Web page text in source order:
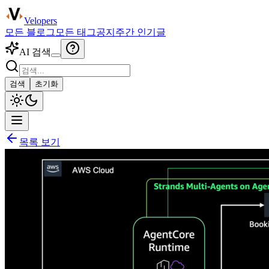
Velopers
모든 블로그 모든 태그공지 주간 인기글
AI 검색
검색 초기화
목록 보기